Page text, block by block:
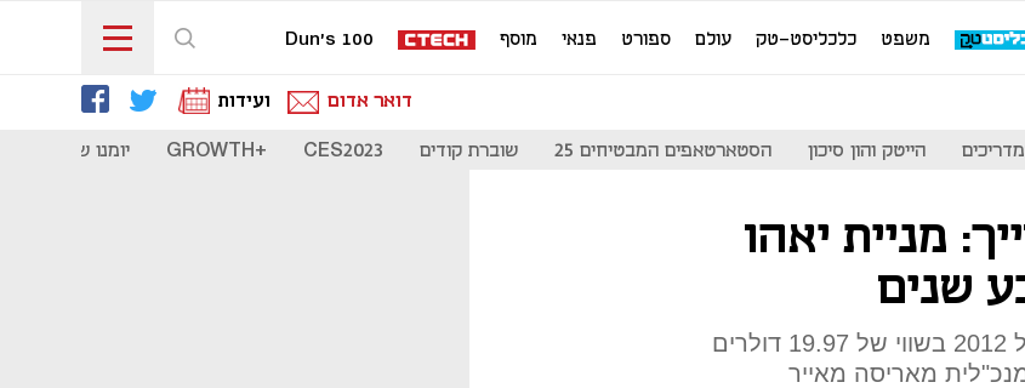
משפט כלכליסט-טק עולם ספורט פנאי מוסף Dun's 100
דואר אדום ועידות
הייטק והון סיכון הסטארטאפים המבטיחים 25 שוברת קודים CES2023
+GROWTH יומנו של
מניית יאהו
שנים
מניית החברה נסחרה ביום האחרון של 2012 בשווי של 19.97 דולרים
מאריסה מאייר